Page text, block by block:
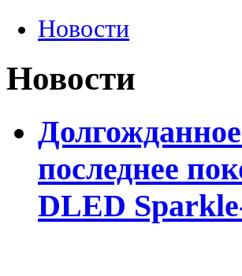
Новости
Новости
последнее
DLED